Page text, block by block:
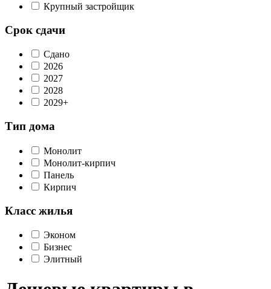
Крупный застройщик
Срок сдачи
Сдано
2026
2027
2028
2029+
Тип дома
Монолит
Монолит-кирпич
Панель
Кирпич
Класс жилья
Эконом
Бизнес
Элитный